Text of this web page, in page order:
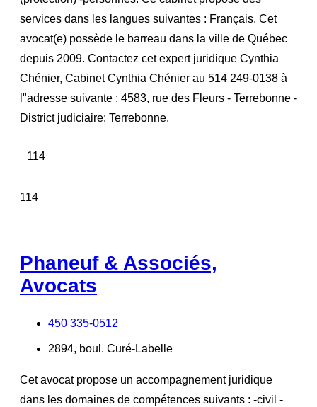
services dans les langues suivantes : Français. Cet
avocat(e) possède le barreau dans la ville de Québec
depuis 2009. Contactez cet expert juridique Cynthia
Chénier, Cabinet Cynthia Chénier au 514 249-0138 à
l"adresse suivante : 4583, rue des Fleurs - Terrebonne -
District judiciaire: Terrebonne.
114
114
Phaneuf & Associés,
Avocats
450 335-0512
2894, boul. Curé-Labelle
Cet avocat propose un accompagnement juridique
dans les domaines de compétences suivants : -civil -